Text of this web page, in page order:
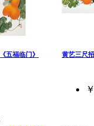
五福临门》 黄艺三尺